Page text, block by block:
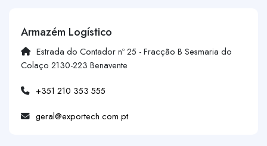
Armazém Logístico
Estrada do Contador nº 25 - Fracção B Sesmaria do
Colaço 2130-223 Benavente
+351 210 353 555
geral@exportech.com.pt